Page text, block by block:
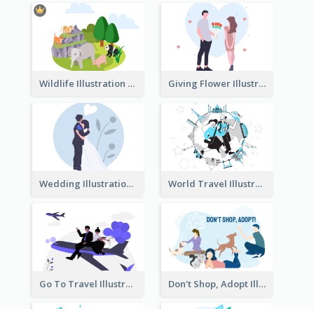
Wildlife Illustration Giving Flower Illustration
Wedding Illustration World Travel Illustration
Go To Travel Illustration Don't Shop, Adopt Illustration